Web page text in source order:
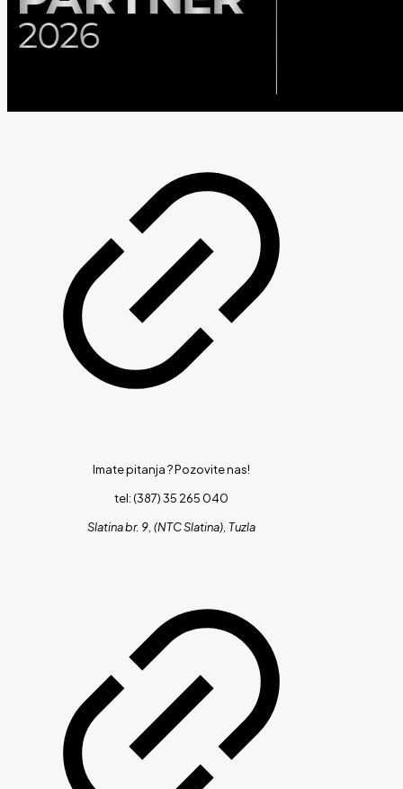
Imate pitanja ?Pozovite nas!
tel: (387) 35 265 040
Slatina br. 9, (NTC Slatina), Tuzla